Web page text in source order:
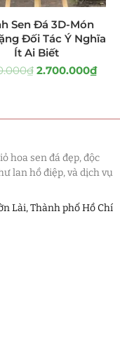
(16)
(33)
(507)
(320)
Sen Đá 3D-Món
Đối Tác Ý Nghĩa
Ít Ai Biết
₫ 2.700.000₫
hoa sen đá đẹp, độc
lan hồ điệp, và dịch vụ
Lài, Thành phố Hồ Chí